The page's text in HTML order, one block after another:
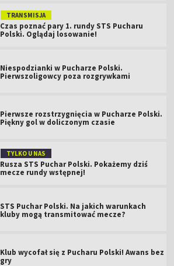
TRANSMISJA
Czas poznać pary 1. rundy STS Pucharu
Polski. Oglądaj losowanie!
Niespodzianki w Pucharze Polski.
Pierwszoligowcy poza rozgrywkami
Pierwsze rozstrzygnięcia w Pucharze Polski.
Piękny gol w doliczonym czasie
TYLKO U NAS
Rusza STS Puchar Polski. Pokażemy dziś
mecze rundy wstępnej!
STS Puchar Polski. Na jakich warunkach
kluby mogą transmitować mecze?
Klub wycofał się z Pucharu Polski! Awans bez
gry